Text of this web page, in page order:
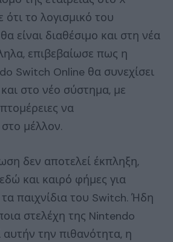
το λογισμικό του
είναι διαθέσιμο και στη νέα
επιβεβαίωσε πως η
Switch Online θα συνεχίσει
στο νέο σύστημα, με
να
μέλλον.
δεν αποτελεί έκπληξη,
και καιρό φήμες για
παιχνίδια του Switch. Ήδη
στελέχη της Nintendo
αυτήν την πιθανότητα, η